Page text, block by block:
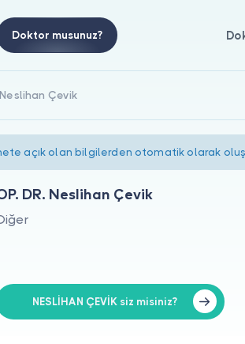
Doktor musunuz?
Neslihan Çevik
açık olan bilgilerden otomatik olarak
DR. Neslihan Çevik
NESLİHAN ÇEVİK siz misiniz?